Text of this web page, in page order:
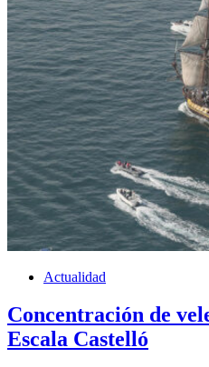
Actualidad
Concentración de
Escala Castelló